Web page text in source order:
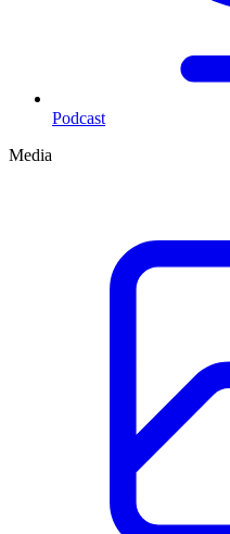
Podcast
Media